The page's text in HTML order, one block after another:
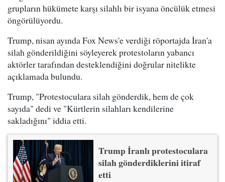
grupların hükümete karşı silahlı bir isyana öncülük etmesi
öngörülüyordu.
Trump, nisan ayında Fox News'e verdiği röportajda İran'a
silah gönderildiğini söyleyerek protestoların yabancı
aktörler tarafından desteklendiğini doğrular nitelikte
açıklamada bulundu.
Trump, "Protestoculara silah gönderdik, hem de çok
sayıda" dedi ve "Kürtlerin silahları kendilerine
sakladığını" iddia etti.
Trump İranlı protestoculara
silah gönderdiklerini itiraf
etti